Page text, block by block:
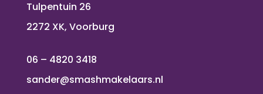
Tulpentuin 26
2272 XK, Voorburg
06 – 4820 3418
sander@smashmakelaars.nl